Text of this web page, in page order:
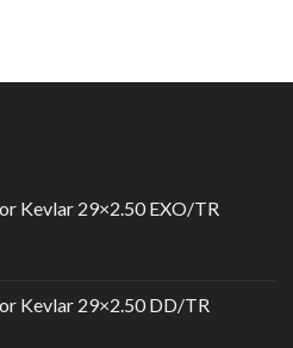
Kevlar 29×2.50 EXO/TR
Kevlar 29×2.50 DD/TR